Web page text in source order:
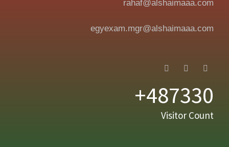
rahaf@alshaimaaa.com
egyexam.mgr@alshaimaaa.com
487330+
Visitor Count